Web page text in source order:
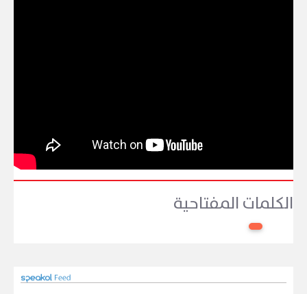
الكلمات المفتاحية